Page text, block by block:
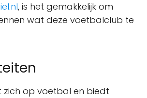
, is het gemakkelijk om
wat deze voetbalclub te
zich op voetbal en biedt